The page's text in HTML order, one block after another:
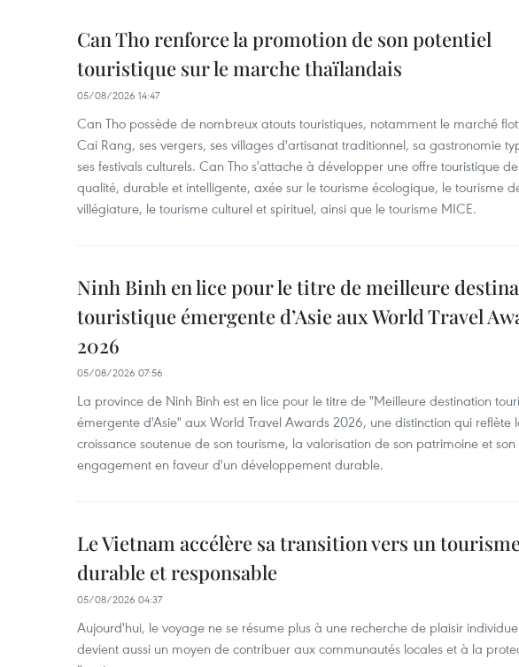
Can Tho renforce la promotion de son potentiel
touristique sur le marche thaïlandais
05/08/2026 14:47
Can Tho possède de nombreux atouts touristiques, notamment le marché
Cai Rang, ses vergers, ses villages d'artisanat traditionnel, sa gastronomie
ses festivals culturels. Can Tho s'attache à développer une offre touristique
qualité, durable et intelligente, axée sur le tourisme écologique, le tourisme
villégiature, le tourisme culturel et spirituel, ainsi que le tourisme MICE.
Ninh Binh en lice pour le titre de meilleure
touristique émergente d’Asie aux World Travel
2026
05/08/2026 07:56
La province de Ninh Binh est en lice pour le titre de "Meilleure destination
émergente d'Asie" aux World Travel Awards 2026, une distinction qui reflète
croissance soutenue de son tourisme, la valorisation de son patrimoine et son
engagement en faveur d'un développement durable.
Le Vietnam accélère sa transition vers un
durable et responsable
05/08/2026 04:37
Aujourd'hui, le voyage ne se résume plus à une recherche de plaisir
devient aussi un moyen de contribuer aux communautés locales et à la